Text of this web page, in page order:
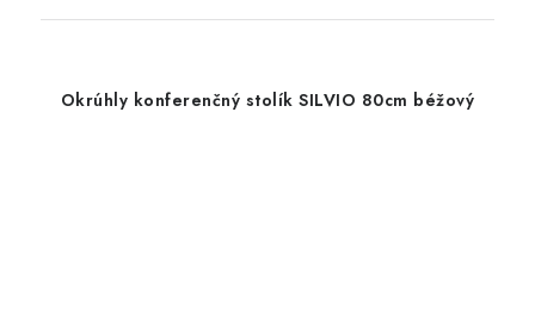
Okrúhly konferenčný stolík SILVIO 80cm béžový